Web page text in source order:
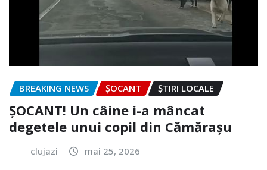
BREAKING NEWS ȘOCANT ȘTIRI LOCALE
ȘOCANT! Un câine i-a mâncat
degetele unui copil din Cămărașu
clujazi mai 25, 2026